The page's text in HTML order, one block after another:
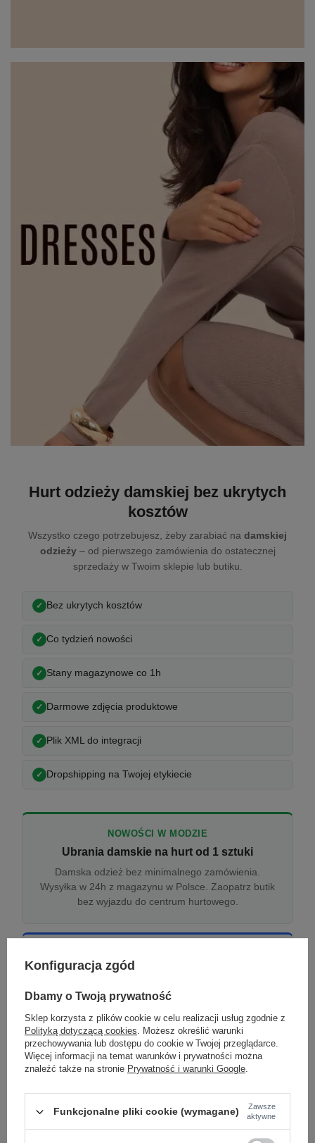
Hurt odzieży damskiej bez ukrytych
kosztów
Wszystko czego potrzebujesz, żeby zarabiać na damskiej
odzieży– od pierwszego zamówienia do ostatecznej
sprzedaży w Twoim sklepie lub butiku.
Bez ukrytych kosztów
Co tydzień nowości
Stany magazynowe co 1h
Darmowe zdjęcia produktowe
Plik XML do integracji
Dropshipping na Twojej etykiecie
NOWOŚCI W MODZIE
Ubrania damskie na hurt od 1 sztuki
Damska odzież bez minimalnego zamówienia.
Wysyłka w 24h z magazynu w Polsce. Zaopatrz butik
bez wyjazdu do centrum hurtowego.
Odzież damska hurtowo online
Internetowa hurtownia damska z plikiem XML/CSV.
Aktualizacja stanów co godzinę.
DROPSHIPPING
Damskie ubrania w dropshippingu
Hurt odzieży damskiej z wysyłką na etykiecie Twojego
sklepu w całej UE. Zero magazynu, zero
Konfiguracja zgód
Dbamy o Twoją prywatność
Sklep korzysta z plików cookie w celu realizacji usług zgodnie z
Polityką dotyczącą cookies. Możesz określić warunki
przechowywania lub dostępu do cookie w Twojej przeglądarce.
Więcej informacji na temat warunków i prywatności można
znaleźć także na stronie Prywatność i warunki Google.
Funkcjonalne pliki cookie (wymagane)
Zawsze
aktywne